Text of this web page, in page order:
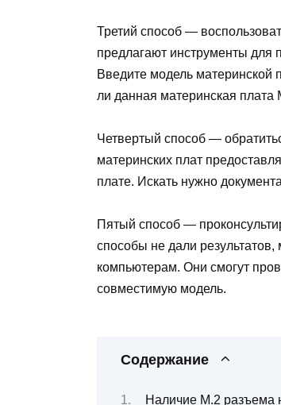
Третий способ —
предлагают инструменты для
Введите модель материнской
ли данная материнская плата
Четвертый способ —
материнских плат
плате. Искать нужно
Пятый способ —
способы не дали
компьютерам. Они смогут
совместимую модель.
Содержание
Наличие M.2 разъема